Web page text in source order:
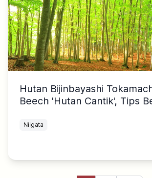
Hutan Bijinbayashi
Beech 'Hutan Cantik', Tips
Niigata